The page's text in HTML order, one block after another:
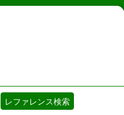
システム
レファレンス検索